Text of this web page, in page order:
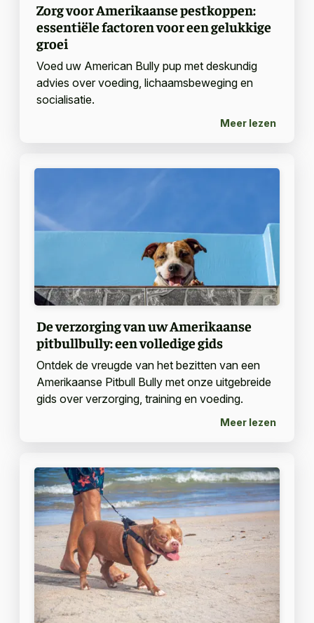
Zorg voor Amerikaanse pestkoppen:
essentiële factoren voor een gelukkige
groei
Voed uw American Bully pup met deskundig
advies over voeding, lichaamsbeweging en
socialisatie.
Meer lezen
De verzorging van uw Amerikaanse
pitbullbully: een volledige gids
Ontdek de vreugde van het bezitten van een
Amerikaanse Pitbull Bully met onze uitgebreide
gids over verzorging, training en voeding.
Meer lezen